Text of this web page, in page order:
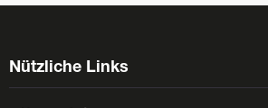
Nützliche Links